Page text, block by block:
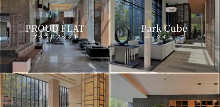
PROUD FLAT
プラウドフラット
Park Cube
パークキューブ